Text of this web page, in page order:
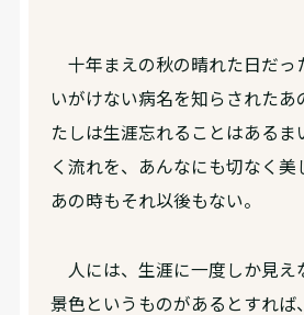
十年まえの秋の晴れた日だっ
いがけない病名を知らされたあ
たしは生涯忘れることはあるま
く流れを、あんなにも切なく美
あの時もそれ以後もない。
人には、生涯に一度しか見え
景色というものがあるとすれば